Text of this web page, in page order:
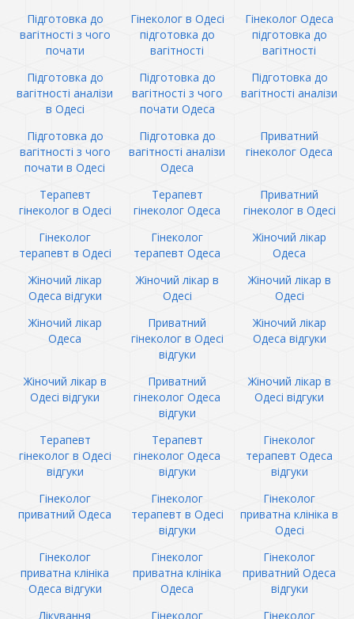
Підготовка до
вагітності з чого
почати
Гінеколог в Одесі
підготовка до
вагітності
Гінеколог Одеса
підготовка до
вагітності
Підготовка до
вагітності аналізи
в Одесі
Підготовка до
вагітності з чого
почати Одеса
Підготовка до
вагітності аналізи
Підготовка до
вагітності з чого
почати в Одесі
Підготовка до
вагітності аналізи
Одеса
Приватний
гінеколог Одеса
Терапевт
гінеколог в Одесі
Терапевт
гінеколог Одеса
Приватний
гінеколог в Одесі
Гінеколог
терапевт в Одесі
Гінеколог
терапевт Одеса
Жіночий лікар
Одеса
Жіночий лікар
Одеса відгуки
Жіночий лікар в
Одесі
Жіночий лікар в
Одесі
Жіночий лікар
Одеса
Приватний
гінеколог в Одесі
відгуки
Жіночий лікар
Одеса відгуки
Жіночий лікар в
Одесі відгуки
Приватний
гінеколог Одеса
відгуки
Жіночий лікар в
Одесі відгуки
Терапевт
гінеколог в Одесі
відгуки
Терапевт
гінеколог Одеса
відгуки
Гінеколог
терапевт Одеса
відгуки
Гінеколог
приватний Одеса
Гінеколог
терапевт в Одесі
відгуки
Гінеколог
приватна клініка в
Одесі
Гінеколог
приватна клініка
Одеса відгуки
Гінеколог
приватна клініка
Одеса
Гінеколог
приватний Одеса
відгуки
Лікування
Гінеколог
Гінеколог